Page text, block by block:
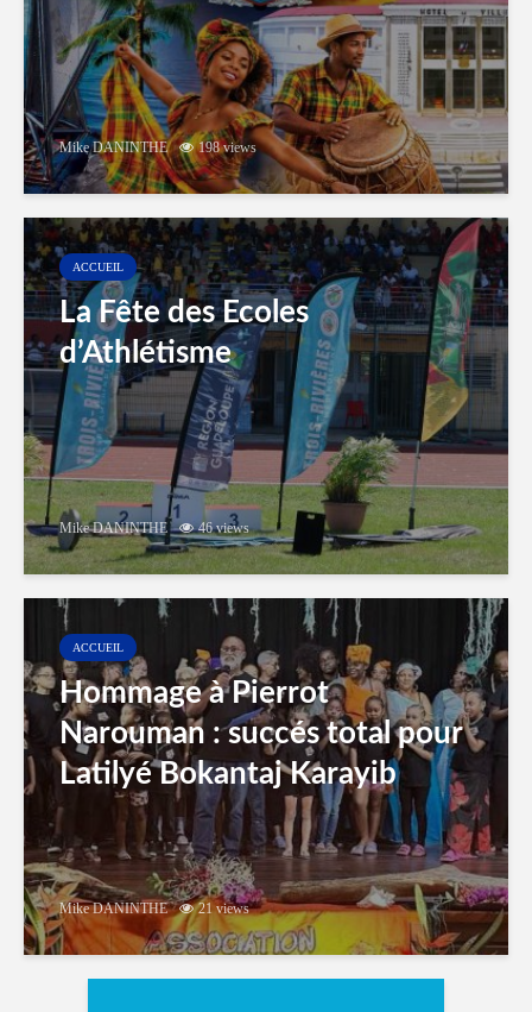
Mike DANINTHE 198 views
ACCUEIL
La Fête des Ecoles
d’Athlétisme
Mike DANINTHE 46 views
ACCUEIL
Hommage à Pierrot
Narouman : succés total pour
Latilyé Bokantaj Karayib
Mike DANINTHE 21 views